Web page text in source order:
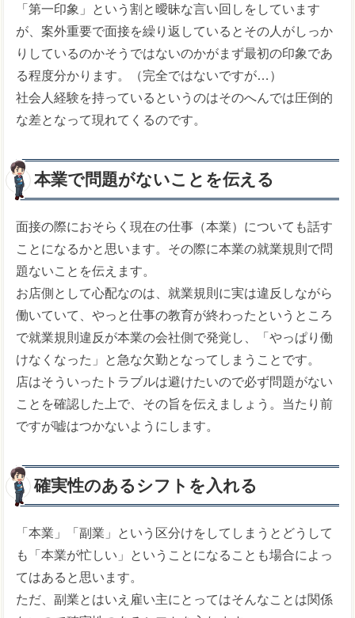
「第一印象」という割と曖昧な言い回しをしています
が、案外重要で面接を繰り返しているとその人がしっか
りしているのかそうではないのかがまず最初の印象であ
る程度分かります。（完全ではないですが…）
社会人経験を持っているというのはそのへんでは圧倒的
な差となって現れてくるのです。
本業で問題がないことを伝える
面接の際におそらく現在の仕事（本業）についても話す
ことになるかと思います。その際に本業の就業規則で問
題ないことを伝えます。
お店側として心配なのは、就業規則に実は違反しながら
働いていて、やっと仕事の教育が終わったというところ
で就業規則違反が本業の会社側で発覚し、「やっぱり働
けなくなった」と急な欠勤となってしまうことです。
店はそういったトラブルは避けたいので必ず問題がない
ことを確認した上で、その旨を伝えましょう。当たり前
ですが嘘はつかないようにします。
確実性のあるシフトを入れる
「本業」「副業」という区分けをしてしまうとどうして
も「本業が忙しい」ということになることも場合によっ
てはあると思います。
ただ、副業とはいえ雇い主にとってはそんなことは関係